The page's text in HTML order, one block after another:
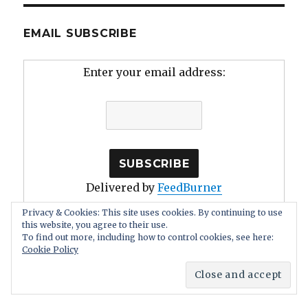
EMAIL SUBSCRIBE
Enter your email address:
Delivered by FeedBurner
Human Stupidity: Irrationality, Self Deception
Proudly
Privacy & Cookies: This site uses cookies. By continuing to use
this website, you agree to their use.
To find out more, including how to control cookies, see here:
Cookie Policy